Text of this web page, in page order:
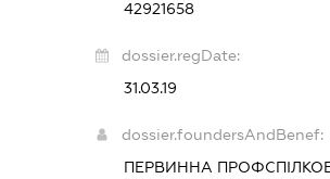
42921658
dossier.regDate:
31.03.19
dossier.foundersAndBenef:
ПЕРВИННА